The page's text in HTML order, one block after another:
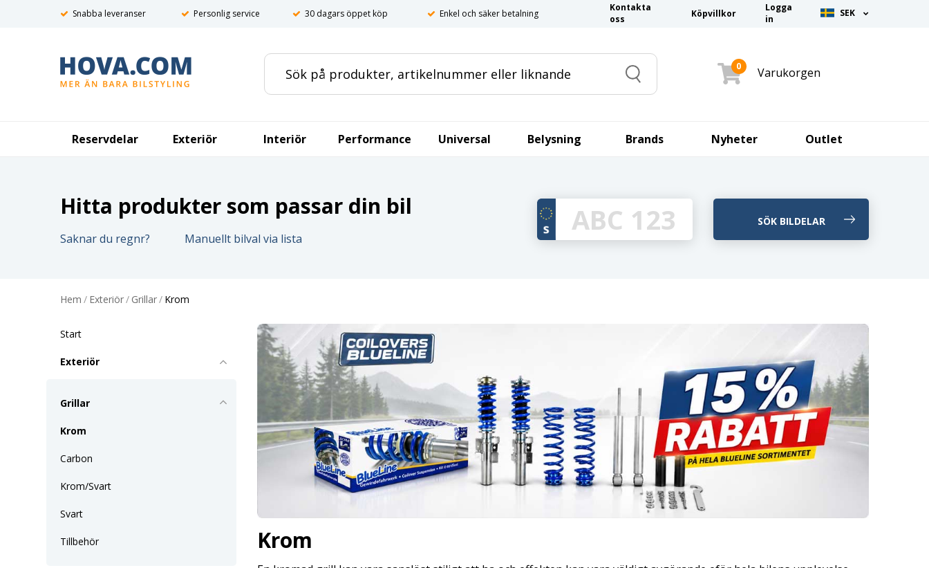
Snabba leveranser Personlig service 30 dagars öppet köp Enkel och säker betalning
Kontakta
oss
Köpvillkor
Logga
in
SEK
Search
0 Varukorgen
Reservdelar Exteriör Interiör Performance Universal Belysning Brands Nyheter Outlet
Hitta produkter som passar din bil
Saknar du regnr? Manuellt bilval via lista
Hem / Exteriör/ Grillar/ Krom
Start
Exteriör
Grillar
Krom
Carbon
Krom/Svart
Svart
Tillbehör Krom